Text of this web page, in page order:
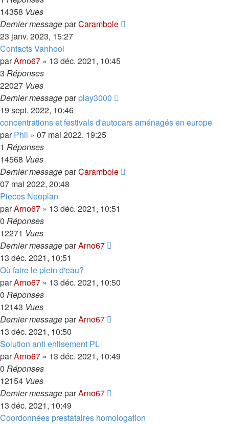
14358 Vues
Dernier messageparCarambole
23 janv. 2023, 15:27
Contacts Vanhool
parArno67 » 13 déc. 2021, 10:45
3 Réponses
22027 Vues
Dernier messageparplay3000
19 sept. 2022, 10:46
concentrations et festivals d'autocars aménagés en europe
parPhil » 07 mai 2022, 19:25
1 Réponses
14568 Vues
Dernier messageparCarambole
07 mai 2022, 20:48
Pieces Neoplan
parArno67 » 13 déc. 2021, 10:51
0 Réponses
12271 Vues
Dernier messageparArno67
13 déc. 2021, 10:51
Où faire le plein d'eau?
parArno67 » 13 déc. 2021, 10:50
0 Réponses
12143 Vues
Dernier messageparArno67
13 déc. 2021, 10:50
Solution anti enlisement PL
parArno67 » 13 déc. 2021, 10:49
0 Réponses
12154 Vues
Dernier messageparArno67
13 déc. 2021, 10:49
Coordonnées prestataires homologation